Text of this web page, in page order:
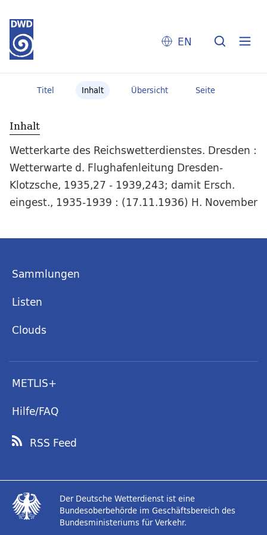
EN
Titel Inhalt Übersicht Seite
Inhalt
Wetterkarte des Reichswetterdienstes. Dresden :
Wetterwarte d. Flughafenleitung Dresden-
Klotzsche, 1935,27 - 1939,243; damit Ersch.
eingest., 1935-1939 : (17.11.1936) H. November
Sammlungen
Listen
Clouds
METLIS+
Hilfe/FAQ
RSS Feed
Der Deutsche Wetterdienst ist eine
Bundesoberbehörde im Geschäftsbereich des
Bundesministeriums für Verkehr.